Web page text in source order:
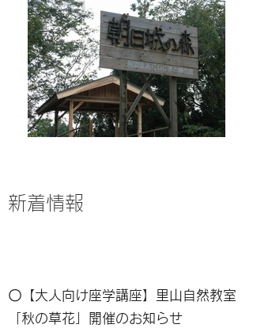
​​新着情報
〇【大人向け座学講座】里山自然教室
「秋の草花」開催のお知らせ